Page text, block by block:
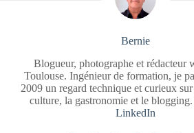
Bernie
Blogueur, photographe et rédacteur
Toulouse. Ingénieur de formation, je
2009 un regard technique et curieux
culture, la gastronomie et le blogging.
LinkedIn